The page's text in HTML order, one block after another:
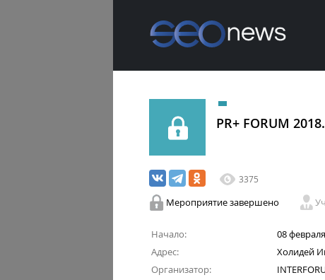
PR+ FORUM
3375
Мероприятие завершено
Начало:
08
Адрес:
Холидей
Организатор: